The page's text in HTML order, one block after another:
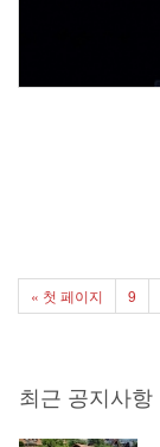
« 첫 페이지 9
최근 공지사항